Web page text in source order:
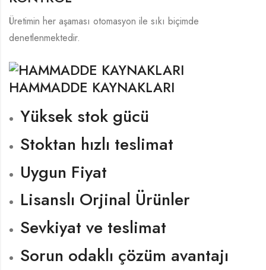
Üretimin her aşaması otomasyon ile sıkı biçimde
denetlenmektedir.
HAMMADDE KAYNAKLARI
Yüksek stok gücü
Stoktan hızlı teslimat
Uygun Fiyat
Lisanslı Orjinal Ürünler
Sevkiyat ve teslimat
Sorun odaklı çözüm avantajı